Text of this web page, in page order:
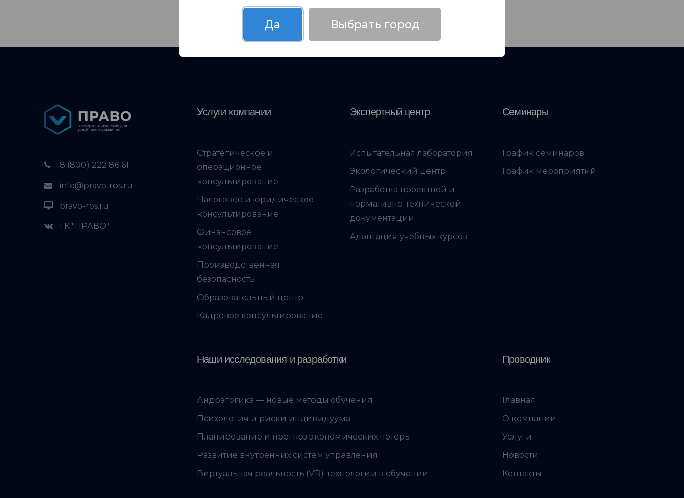
8 (800) 222 86 61
info@pravo-ros.ru
pravo-ros.ru
ГК "ПРАВО"
Услуги компании
Стратегическое и
операционное
консультирование
Налоговое и юридическое
консультирование
Финансовое
консультирование
Производственная
безопасность
Образовательный центр
Кадровое консультирование
Экспертный центр
Испытательная лаборатория
Экологический центр
Разработка проектной и
нормативно-технической
документации
Адаптация учебных курсов
Семинары
График семинаров
График мероприятий
Наши исследования и разработки
Андрагогика — новые методы обучения
Психология и риски индивидуума
Планирование и прогноз экономических потерь
Развитие внутренних систем управления
Виртуальная реальность (VR)-технологии в обучении
Проводник
Главная
О компании
Услуги
Новости
Контакты
Да Выбрать город